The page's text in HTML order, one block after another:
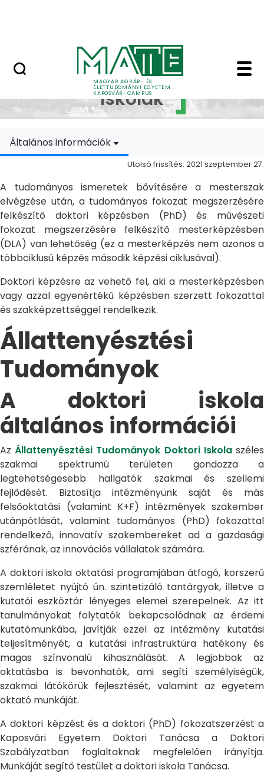
MAGYAR AGRÁR- ÉS
ÉLETTUDOMÁNYI EGYETEM
KAPOSVÁRI CAMPUS
Doktori Iskolák -
Doktori
Iskolák
Általános információk
Utolsó frissítés: 2021 szeptember 27.
A tudományos ismeretek bővítésére a mesterszak
elvégzése után, a tudományos fokozat megszerzésére
felkészítő doktori képzésben (PhD) és művészeti
fokozat megszerzésére felkészítő mesterképzésben
(DLA) van lehetőség (ez a mesterképzés nem azonos a
többciklusú képzés második képzési ciklusával).
Doktori képzésre az vehető fel, aki a mesterképzésben
vagy azzal egyenértékű képzésben szerzett fokozattal
és szakképzettséggel rendelkezik.
Állattenyésztési
Tudományok
A doktori iskola
általános információi
AzÁllattenyésztési Tudományok Doktori Iskolaszéles
szakmai spektrumú területen gondozza a
legtehetségesebb hallgatók szakmai és szellemi
fejlődését. Biztosítja intézményünk saját és más
felsőoktatási (valamint K+F) intézmények szakember
utánpótlását, valamint tudományos (PhD) fokozattal
rendelkező, innovatív szakembereket ad a gazdasági
szférának, az innovációs vállalatok számára.
A doktori iskola oktatási programjában átfogó, korszerű
szemléletet nyújtó ún. szintetizáló tantárgyak, illetve a
kutatói eszköztár lényeges elemei szerepelnek. Az itt
tanulmányokat folytatók bekapcsolódnak az érdemi
kutatómunkába, javítják ezzel az intézmény kutatási
teljesítményét, a kutatási infrastruktúra hatékony és
magas színvonalú kihasználását. A legjobbak az
oktatásba is bevonhatók, ami segíti személyiségük,
szakmai látókörük fejlesztését, valamint az egyetem
oktató munkáját.
A doktori képzést és a doktori (PhD) fokozatszerzést a
Kaposvári Egyetem Doktori Tanácsa a Doktori
Szabályzatban foglaltaknak megfelelően irányítja.
Munkáját segítő testület a doktori iskola Tanácsa.